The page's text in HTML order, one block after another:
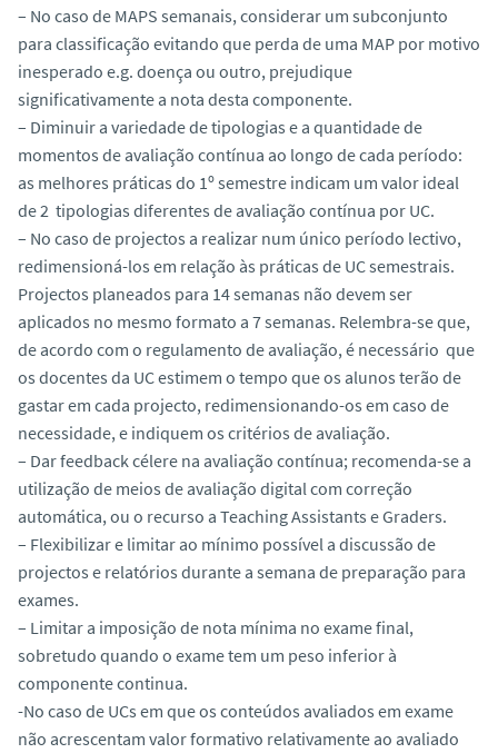
– No caso de MAPS semanais, considerar um subconjunto
para classificação evitando que perda de uma MAP por motivo
inesperado e.g. doença ou outro, prejudique
significativamente a nota desta componente.
– Diminuir a variedade de tipologias e a quantidade de
momentos de avaliação contínua ao longo de cada período:
as melhores práticas do 1º semestre indicam um valor ideal
de 2 tipologias diferentes de avaliação contínua por UC.
– No caso de projectos a realizar num único período lectivo,
redimensioná-los em relação às práticas de UC semestrais.
Projectos planeados para 14 semanas não devem ser
aplicados no mesmo formato a 7 semanas. Relembra-se que,
de acordo com o regulamento de avaliação, é necessário que
os docentes da UC estimem o tempo que os alunos terão de
gastar em cada projecto, redimensionando-os em caso de
necessidade, e indiquem os critérios de avaliação.
– Dar feedback célere na avaliação contínua; recomenda-se a
utilização de meios de avaliação digital com correção
automática, ou o recurso a Teaching Assistants e Graders.
– Flexibilizar e limitar ao mínimo possível a discussão de
projectos e relatórios durante a semana de preparação para
exames.
– Limitar a imposição de nota mínima no exame final,
sobretudo quando o exame tem um peso inferior à
componente continua.
-No caso de UCs em que os conteúdos avaliados em exame
não acrescentam valor formativo relativamente ao avaliado